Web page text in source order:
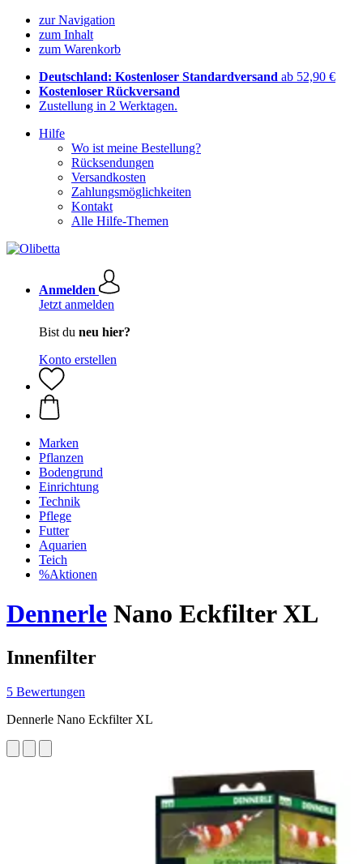
zur Navigation
zum Inhalt
zum Warenkorb
Deutschland: Kostenloser Standardversand ab 52,90 €
Kostenloser Rückversand
Zustellung in 2 Werktagen.
Hilfe
Wo ist meine Bestellung?
Rücksendungen
Versandkosten
Zahlungsmöglichkeiten
Kontakt
Alle Hilfe-Themen
Anmelden
Jetzt anmelden
Bist du neu hier?
Konto erstellen
Marken
Pflanzen
Bodengrund
Einrichtung
Technik
Pflege
Futter
Aquarien
Teich
%Aktionen
Dennerle Nano Eckfilter XL
Innenfilter
5 Bewertungen
Dennerle Nano Eckfilter XL